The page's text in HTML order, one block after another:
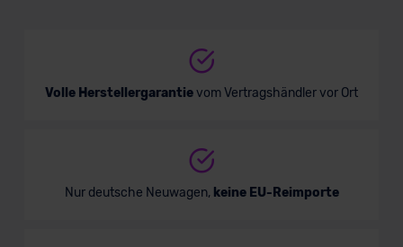
Volle Herstellergarantievom Vertragshändler vor Ort
Nur deutsche Neuwagen, keine EU-Reimporte